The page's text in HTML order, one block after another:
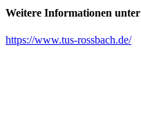
Weitere Informationen unter
https://www.tus-rossbach.de/